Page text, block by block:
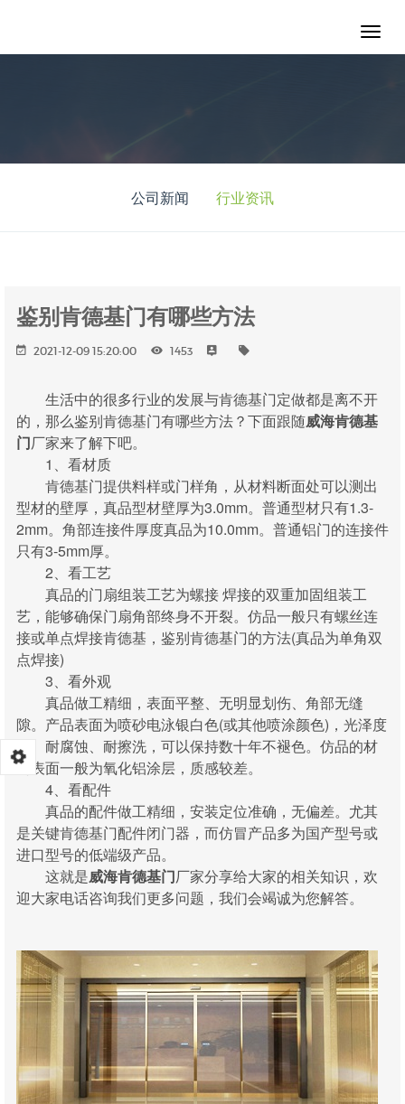
公司新闻 行业资讯
鉴别肯德基门有哪些方法
2021-12-09 15:20:00 1453
生活中的很多行业的发展与肯德基门定做都是离不开
的，那么鉴别肯德基门有哪些方法？下面跟随威海肯德基
门厂家来了解下吧。
1、看材质
肯德基门提供料样或门样角，从材料断面处可以测出
型材的壁厚，真品型材壁厚为3.0mm。普通型材只有1.3-
2mm。角部连接件厚度真品为10.0mm。普通铝门的连接件
只有3-5mm厚。
2、看工艺
真品的门扇组装工艺为螺接 焊接的双重加固组装工
艺，能够确保门扇角部终身不开裂。仿品一般只有螺丝连
接或单点焊接肯德基，鉴别肯德基门的方法(真品为单角双
点焊接)
3、看外观
真品做工精细，表面平整、无明显划伤、角部无缝
隙。产品表面为喷砂电泳银白色(或其他喷涂颜色)，光泽度
高、耐腐蚀、耐擦洗，可以保持数十年不褪色。仿品的材
料表面一般为氧化铝涂层，质感较差。
4、看配件
真品的配件做工精细，安装定位准确，无偏差。尤其
是关键肯德基门配件闭门器，而仿冒产品多为国产型号或
进口型号的低端级产品。
这就是威海肯德基门厂家分享给大家的相关知识，欢
迎大家电话咨询我们更多问题，我们会竭诚为您解答。